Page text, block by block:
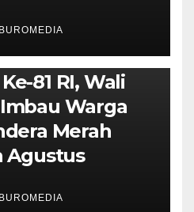
81 RI, Wali
Warga
Merah
Agustus
THE MOLUCCAS